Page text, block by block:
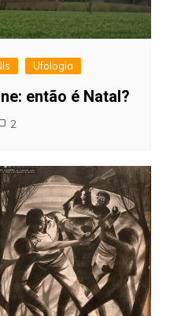
Ufologia
então é Natal?
2